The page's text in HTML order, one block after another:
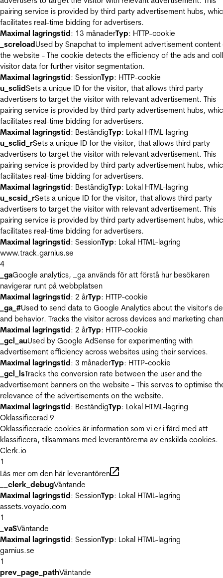
pairing service is provided by third party advertisement hubs,
facilitates real-time bidding for advertisers.
Maximal lagringstid: 13 månaderTyp: HTTP-cookie
_screloadUsed by Snapchat to implement advertisement content
the website - The cookie detects the efficiency of the ads and
visitor data for further visitor segmentation.
Maximal lagringstid: SessionTyp: HTTP-cookie
u_sclidSets a unique ID for the visitor, that allows third party
advertisers to target the visitor with relevant advertisement. This
pairing service is provided by third party advertisement hubs,
facilitates real-time bidding for advertisers.
Maximal lagringstid: BeständigTyp: Lokal HTML-lagring
u_sclid_rSets a unique ID for the visitor, that allows third party
advertisers to target the visitor with relevant advertisement. This
pairing service is provided by third party advertisement hubs,
facilitates real-time bidding for advertisers.
Maximal lagringstid: BeständigTyp: Lokal HTML-lagring
u_scsid_rSets a unique ID for the visitor, that allows third party
advertisers to target the visitor with relevant advertisement. This
pairing service is provided by third party advertisement hubs,
facilitates real-time bidding for advertisers.
Maximal lagringstid: SessionTyp: Lokal HTML-lagring
www.track.garnius.se
4
_gaGoogle analytics, _ga används för att förstå hur besökaren
navigerar runt på webbplatsen
Maximal lagringstid: 2 årTyp: HTTP-cookie
_ga_#Used to send data to Google Analytics about the visitor's
and behavior. Tracks the visitor across devices and marketing
Maximal lagringstid: 2 årTyp: HTTP-cookie
_gcl_auUsed by Google AdSense for experimenting with
advertisement efficiency across websites using their services.
Maximal lagringstid: 3 månaderTyp: HTTP-cookie
_gcl_lsTracks the conversion rate between the user and the
advertisement banners on the website - This serves to optimise
relevance of the advertisements on the website.
Maximal lagringstid: BeständigTyp: Lokal HTML-lagring
Oklassificerad 9
Oklassificerade cookies är information som vi er i färd med att
klassificera, tillsammans med leverantörerna av enskilda cookies.
Clerk.io
1
Läs mer om den här leverantören
__clerk_debugVäntande
Maximal lagringstid: SessionTyp: Lokal HTML-lagring
assets.voyado.com
1
_vaSVäntande
Maximal lagringstid: SessionTyp: Lokal HTML-lagring
garnius.se
1
prev_page_pathVäntande